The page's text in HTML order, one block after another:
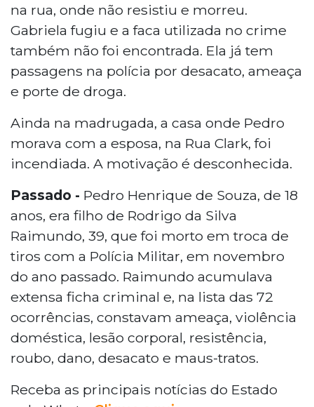
na rua, onde não resistiu e morreu.
Gabriela fugiu e a faca utilizada no crime
também não foi encontrada. Ela já tem
passagens na polícia por desacato, ameaça
e porte de droga.
Ainda na madrugada, a casa onde Pedro
morava com a esposa, na Rua Clark, foi
incendiada. A motivação é desconhecida.
Passado - Pedro Henrique de Souza, de 18
anos, era filho de Rodrigo da Silva
Raimundo, 39, que foi morto em troca de
tiros com a Polícia Militar, em novembro
do ano passado. Raimundo acumulava
extensa ficha criminal e, na lista das 72
ocorrências, constavam ameaça, violência
doméstica, lesão corporal, resistência,
roubo, dano, desacato e maus-tratos.
Receba as principais notícias do Estado